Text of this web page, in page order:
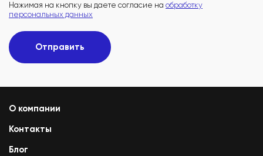
Нажимая на кнопку вы даете согласие на обработку
персональных данных
Отправить
О компании
Контакты
Блог